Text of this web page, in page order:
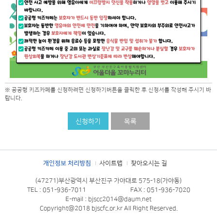
※ 공공형 키즈카페를 신청하려면 신청하기버튼을 클릭한 후 신청서를 작성해 주시기 바
랍니다.
신청하기 목록
개인정보 처리방침 사이트맵 찾아오시는 길
(47271)부산광역시 부산진구 가야대로 575-18(가야동)
TEL : 051-936-7011
FAX : 051-936-7020
E-mail : bjscc2014@daum.net
Copyright@2018 bjscfc.or.kr All Right Reserved.